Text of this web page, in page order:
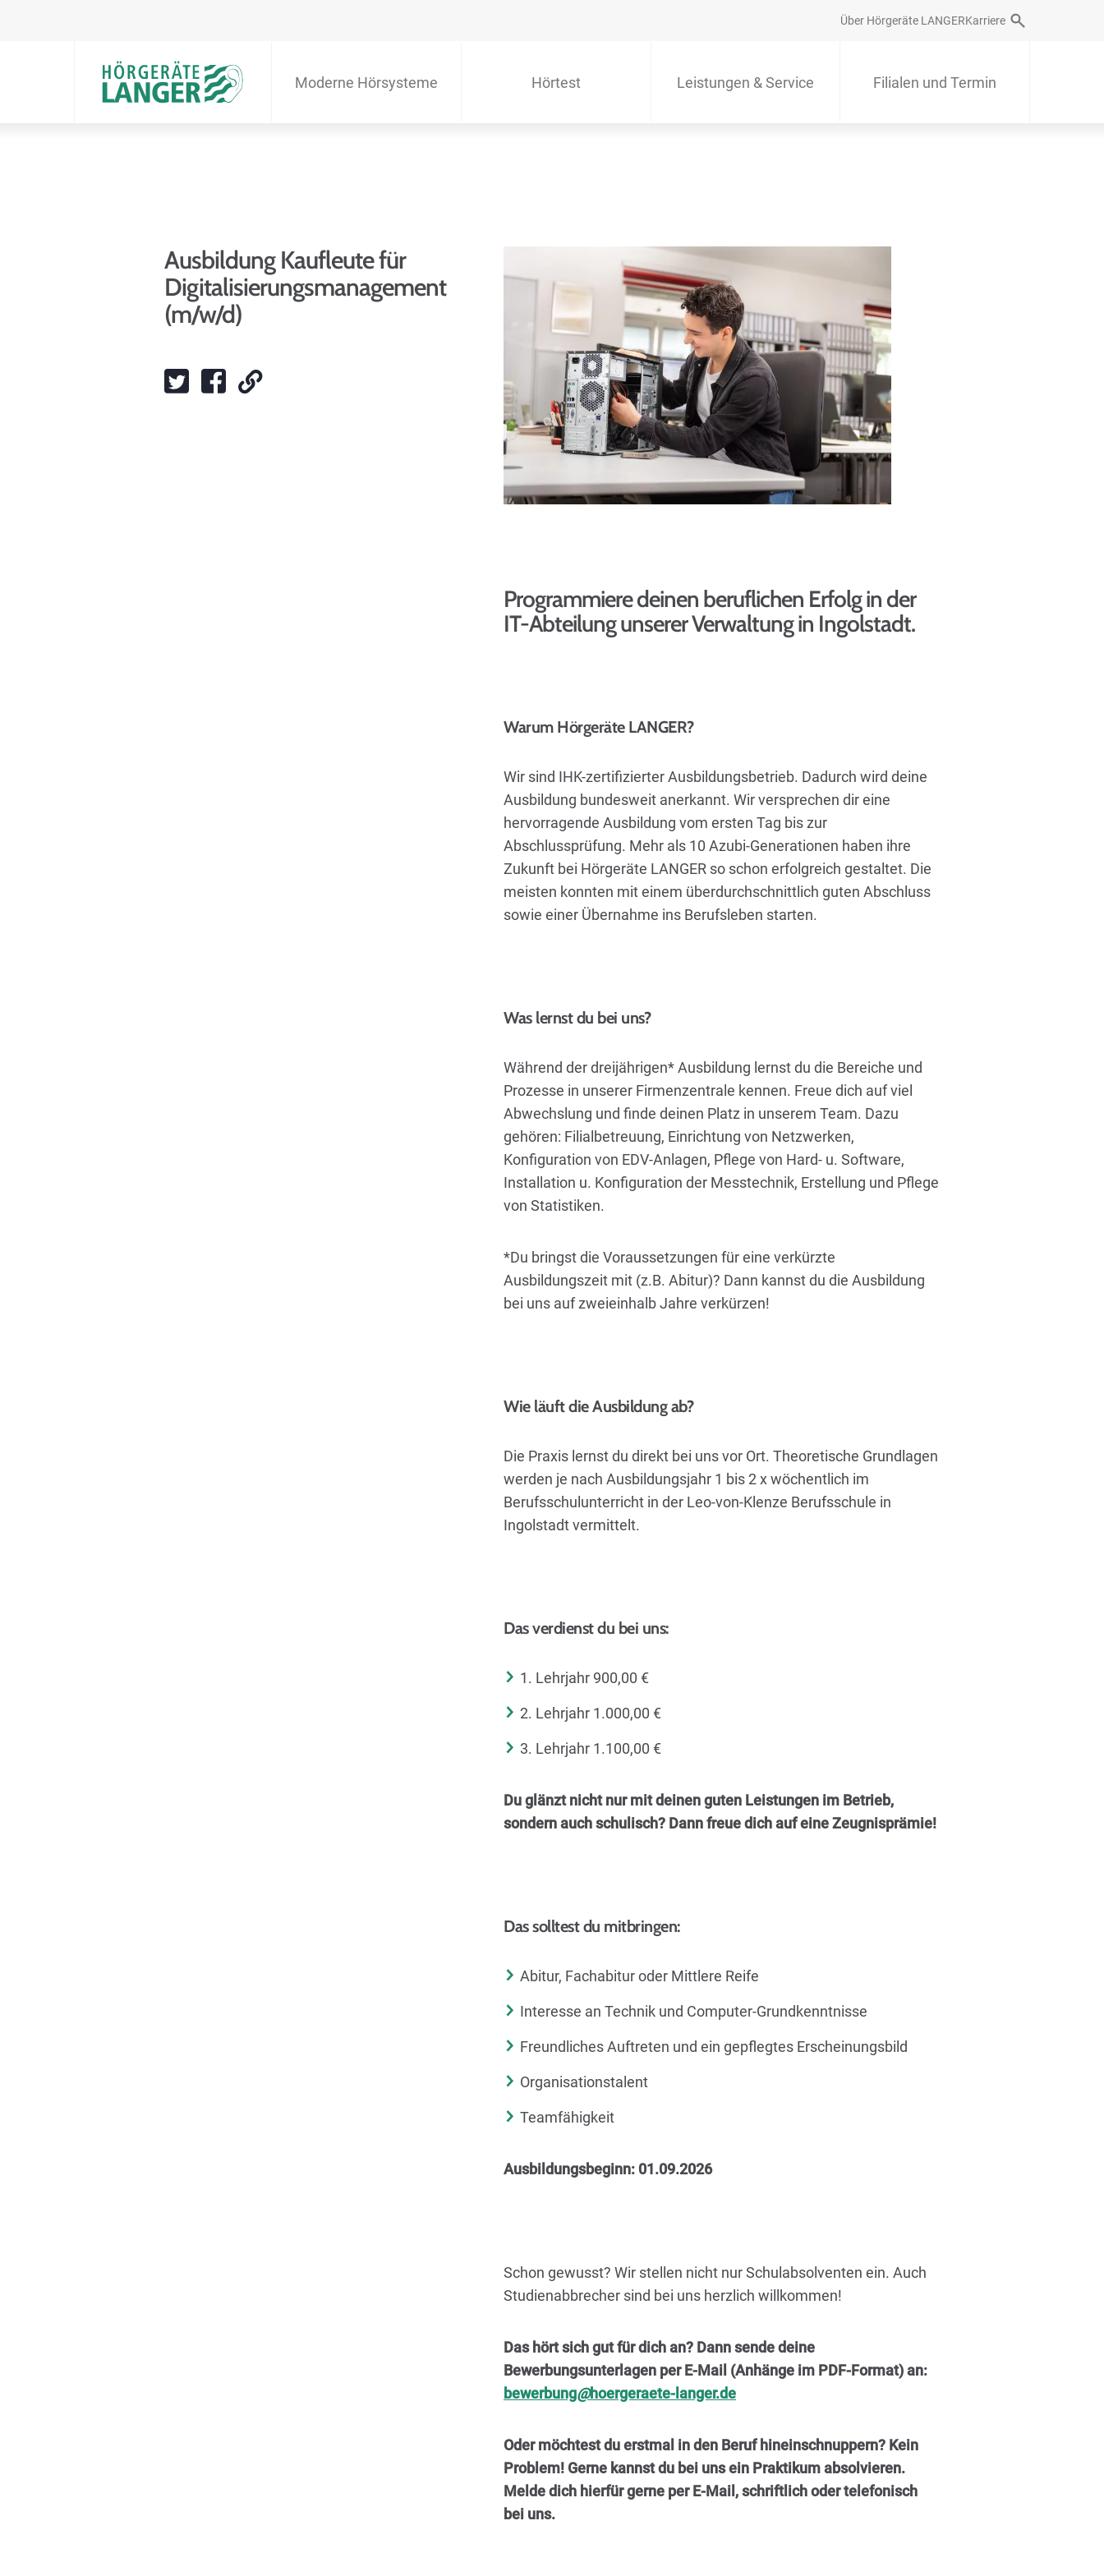
Über Hörgeräte LANGERKarriere
Moderne Hörsysteme Hörtest Leistungen & Service Filialen und Termin
Ausbildung Kaufleute für
Digitalisierungsmanagement
(m/w/d)
Programmiere deinen beruflichen Erfolg in der
IT-Abteilung unserer Verwaltung in Ingolstadt.
Warum Hörgeräte LANGER?
Wir sind IHK-zertifizierter Ausbildungsbetrieb. Dadurch wird deine
Ausbildung bundesweit anerkannt. Wir versprechen dir eine
hervorragende Ausbildung vom ersten Tag bis zur
Abschlussprüfung. Mehr als 10 Azubi-Generationen haben ihre
Zukunft bei Hörgeräte LANGER so schon erfolgreich gestaltet. Die
meisten konnten mit einem überdurchschnittlich guten Abschluss
sowie einer Übernahme ins Berufsleben starten.
Was lernst du bei uns?
Während der dreijährigen* Ausbildung lernst du die Bereiche und
Prozesse in unserer Firmenzentrale kennen. Freue dich auf viel
Abwechslung und finde deinen Platz in unserem Team. Dazu
gehören: Filialbetreuung, Einrichtung von Netzwerken,
Konfiguration von EDV-Anlagen, Pflege von Hard- u. Software,
Installation u. Konfiguration der Messtechnik, Erstellung und Pflege
von Statistiken.
*Du bringst die Voraussetzungen für eine verkürzte
Ausbildungszeit mit (z.B. Abitur)? Dann kannst du die Ausbildung
bei uns auf zweieinhalb Jahre verkürzen!
Wie läuft die Ausbildung ab?
Die Praxis lernst du direkt bei uns vor Ort. Theoretische Grundlagen
werden je nach Ausbildungsjahr 1 bis 2 x wöchentlich im
Berufsschulunterricht in der Leo-von-Klenze Berufsschule in
Ingolstadt vermittelt.
Das verdienst du bei uns:
1. Lehrjahr 900,00 €
2. Lehrjahr 1.000,00 €
3. Lehrjahr 1.100,00 €
Du glänzt nicht nur mit deinen guten Leistungen im Betrieb,
sondern auch schulisch? Dann freue dich auf eine Zeugnisprämie!
Das solltest du mitbringen:
Abitur, Fachabitur oder Mittlere Reife
Interesse an Technik und Computer-Grundkenntnisse
Freundliches Auftreten und ein gepflegtes Erscheinungsbild
Organisationstalent
Teamfähigkeit
Ausbildungsbeginn: 01.09.2026
Schon gewusst? Wir stellen nicht nur Schulabsolventen ein. Auch
Studienabbrecher sind bei uns herzlich willkommen!
Das hört sich gut für dich an? Dann sende deine
Bewerbungsunterlagen per E-Mail (Anhänge im PDF-Format) an:
bewerbung@hoergeraete-langer.de
Oder möchtest du erstmal in den Beruf hineinschnuppern? Kein
Problem! Gerne kannst du bei uns ein Praktikum absolvieren.
Melde dich hierfür gerne per E-Mail, schriftlich oder telefonisch
bei uns.